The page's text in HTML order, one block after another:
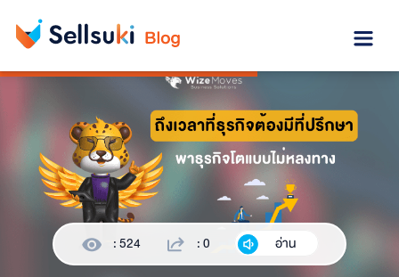
: 524 : 0 อ่าน